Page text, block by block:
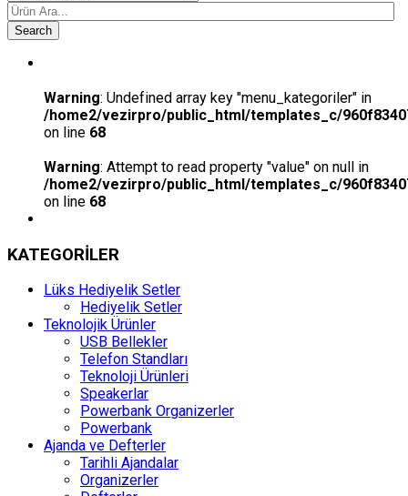
Search
Warning: Undefined array key "menu_kategoriler" in
/home2/vezirpro/public_html/templates_c/
on line 68
Warning: Attempt to read property "value" on null in
/home2/vezirpro/public_html/templates_c/
on line 68
KATEGORİLER
Lüks Hediyelik Setler
Hediyelik Setler
Teknolojik Ürünler
USB Bellekler
Telefon Standları
Teknoloji Ürünleri
Speakerlar
Powerbank Organizerler
Powerbank
Ajanda ve Defterler
Tarihli Ajandalar
Organizerler